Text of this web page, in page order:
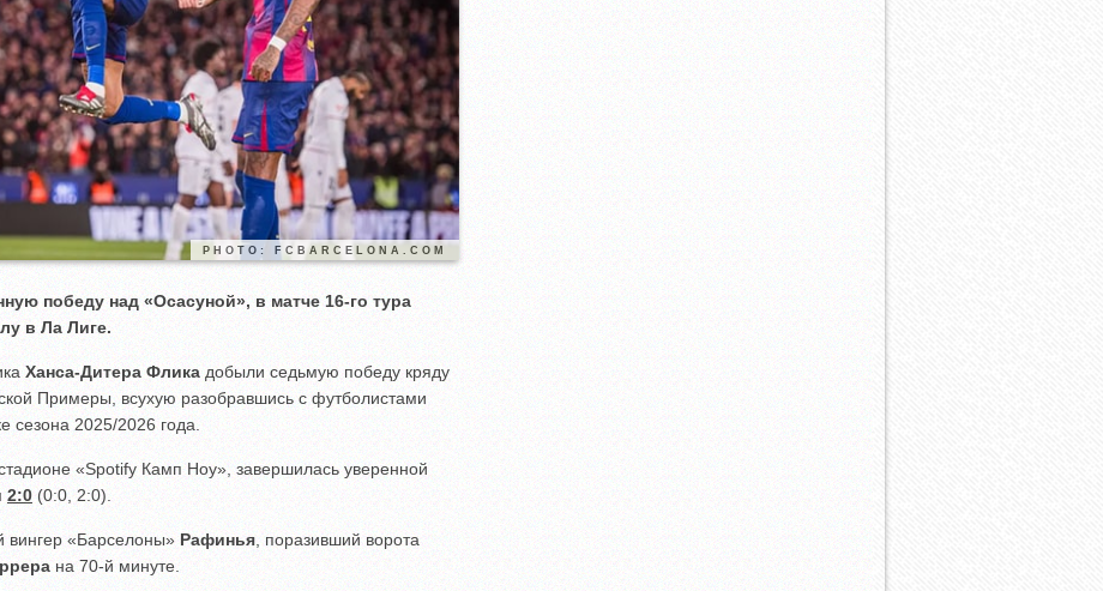
PHOTO: FCBARCELONA.COM
победу над «Осасуной», в матче 16-го тура
в Ла Лиге.
Ханса-Дитера Флика добыли седьмую победу кряду
Примеры, всухую разобравшись с футболистами
2025/2026 года.
«Spotify Камп Ноу», завершилась уверенной
2:0 (0:0, 2:0).
вингер «Барселоны» Рафинья , поразивший ворота
на 70-й минуте.